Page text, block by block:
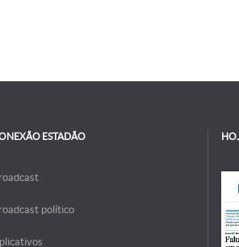
ESTADÃO
político